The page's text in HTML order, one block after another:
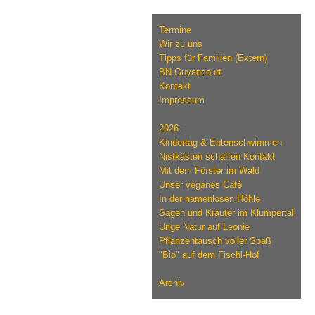
Termine
Wir zu uns
Tipps für Familien (Extern)
BN Guyancourt
Kontakt
Impressum
2026:
Kindertag & Entenschwimmen
Nistkästen schaffen Kontakt
Mit dem Förster im Wald
Unser veganes Café
In der namenlosen Höhle
Sagen und Kräuter im Klumpertal
Urige Natur auf Leonie
Pflanzentausch voller Spaß
"Bio" auf dem Fischl-Hof
Archiv